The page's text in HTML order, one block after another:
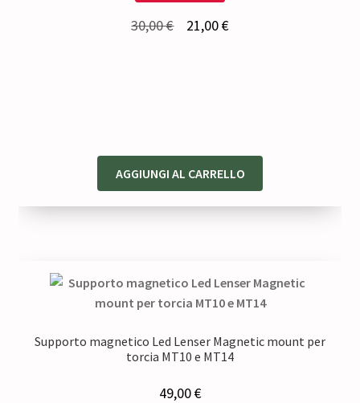
30,00€ 21,00€Il
AGGIUNGI AL CARRELLO
Supporto magnetico Led Lenser Magnetic mount per
torcia MT10 e MT14
49,00€